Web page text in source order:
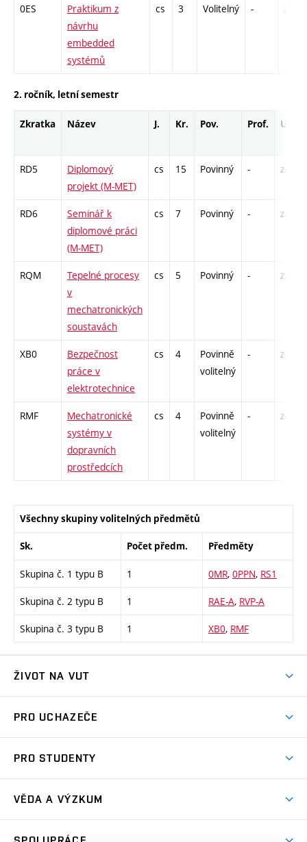
0ES
Praktikum z
návrhu
embedded
systémů
cs 3 Volitelný - zá
2. ročník, letní semestr
Zkratka Název J. Kr. Pov. Prof. Uk.
RD5
Diplomový
projekt (M-MET)
cs 15 Povinný - zá
RD6
Seminář k
diplomové práci
(M-MET)
cs 7 Povinný - zá
RQM
Tepelné procesy
v
mechatronických
soustavách
cs 5 Povinný - zá,zk
XB0
Bezpečnost
práce v
elektrotechnice
cs 4
Povinně
volitelný
- zá,zk
RMF
Mechatronické
systémy v
dopravních
prostředcích
cs 4
Povinně
volitelný
- zá,zk
Všechny skupiny volitelných předmětů
Sk. Počet předm. Předměty
Skupina č. 1 typu B 1 0MR, 0PPN, RS1
Skupina č. 2 typu B 1 RAE-A, RVP-A
Skupina č. 3 typu B 1 XB0, RMF
ŽIVOT NA VUT
Koleje
Sport na VUT
PRO UCHAZEČE
Dny otevřených dveří
PRO STUDENTY
Harmonogram akademického roku
Zpracování osobních údajů studentů
Sociální bezpečí
VĚDA A VÝZKUM